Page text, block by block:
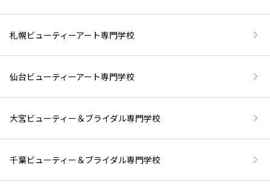
札幌ビューティーアート専門学校
仙台ビューティーアート専門学校
大宮ビューティー＆ブライダル専門学校
千葉ビューティー＆ブライダル専門学校